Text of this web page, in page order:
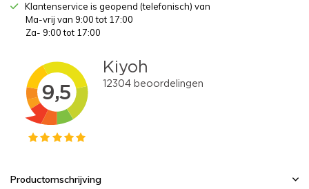
Klantenservice is geopend (telefonisch) van
Ma-vrij van 9:00 tot 17:00
Za- 9:00 tot 17:00
Productomschrijving